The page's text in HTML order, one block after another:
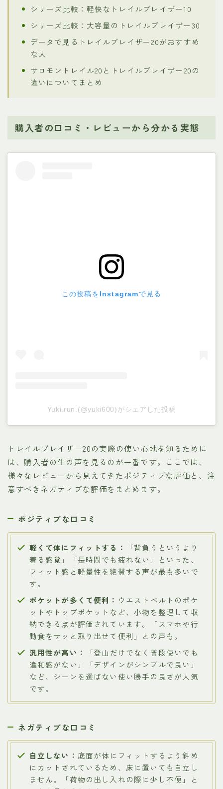
シリーズ比較：軽快なトレイルブレイザー10
シリーズ比較：大容量のトレイルブレイザー30
データで見るトレイルブレイザー20がおすすめ
な人
サロモントレイル20とトレイルブレイザー20の
違いについてまとめ
購入者の口コミ・レビューから分かる実態
この投稿をInstagramで見る
Yuki.run.(@yuki600)がシェアした投稿
トレイルブレイザー20の実際の使い心地を知るために
は、購入者の生の声を見るのが一番です。ここでは、
様々なレビューから見えてきたポジティブな評価と、注
意すべきネガティブな評価をまとめます。
ポジティブな口コミ
軽くて体にフィットする：
「背負うというより
着る感覚」「長時間でも疲れない」といった、
フィット感と軽量性を絶賛する声が最も多いで
す。
ポケットが多くて便利： ウエストベルトのポケ
ットやトップポケットなど、小物を整理して収
納できる点が評価されています。「スマホや行
動食をサッと取り出せて便利」との声も。
汎用性が高い：
「登山だけでなく普段使いでも
違和感がない」「デザインがシンプルで良い」
など、シーンを選ばない使い勝手の良さが人気
です。
ネガティブな口コミ
自立しない： 底面が体にフィットするよう斜め
にカットされているため、床に置いても自立し
ません。「荷物の出し入れの際に少し不便」と